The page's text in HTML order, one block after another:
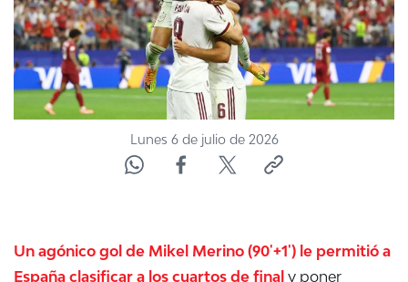
CORPORATIVO Y TRANSPARENCIA
CANAL DE DENUNCIAS
ÁREA DE PROYECTOS
Lunes 6 de julio de 2026
Un agónico gol de Mikel Merino (90'+1') le permitió a
España clasificar a los cuartos de final y poner